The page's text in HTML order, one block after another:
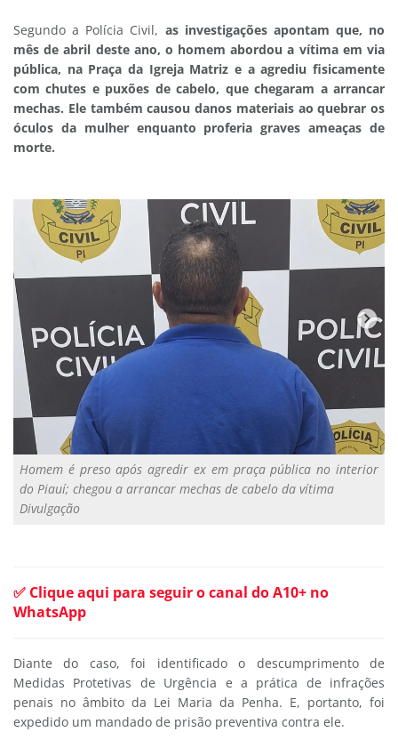
Segundo a Polícia Civil, as investigações apontam que, no
mês de abril deste ano, o homem abordou a vítima em via
pública, na Praça da Igreja Matriz e a agrediu fisicamente
com chutes e puxões de cabelo, que chegaram a arrancar
mechas. Ele também causou danos materiais ao quebrar os
óculos da mulher enquanto proferia graves ameaças de
morte.
Homem é preso após agredir ex em praça pública no interior
do Piauí; chegou a arrancar mechas de cabelo da vítima
Divulgação
✅ Clique aqui para seguir o canal do A10+ no
WhatsApp
Diante do caso, foi identificado o descumprimento de
Medidas Protetivas de Urgência e a prática de infrações
penais no âmbito da Lei Maria da Penha. E, portanto, foi
expedido um mandado de prisão preventiva contra ele.